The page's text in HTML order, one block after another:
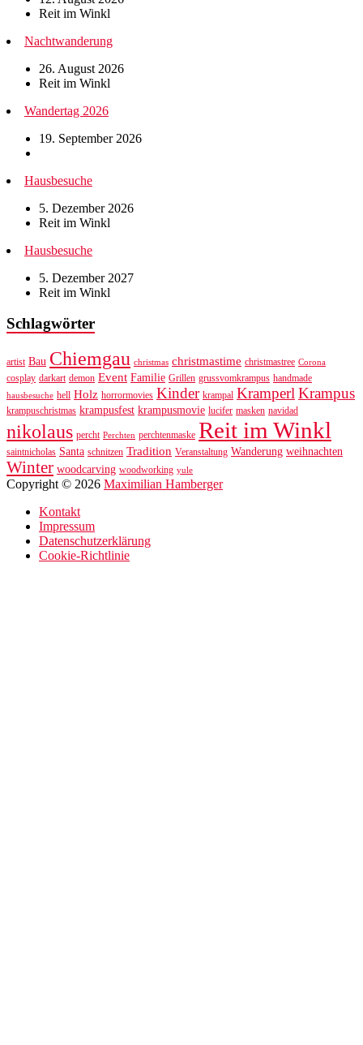
Reit im Winkl
Nachtwanderung
26. August 2026
Reit im Winkl
Wandertag 2026
19. September 2026
Hausbesuche
5. Dezember 2026
Reit im Winkl
Hausbesuche
5. Dezember 2027
Reit im Winkl
Schlagwörter
artist Bau Chiemgau christmas christmastime christmastree Corona
cosplay darkart demon Event Familie Grillen grussvomkrampus handmade
hausbesuche hell Holz horrormovies Kinder krampal Kramperl Krampus
krampuschristmas krampusfest krampusmovie lucifer masken navidad
nikolaus percht Perchten perchtenmaske Reit im Winkl
saintnicholas Santa schnitzen Tradition Veranstaltung Wanderung weihnachten
Winter woodcarving woodworking yule
Copyright © 2026 Maximilian Hamberger
Kontakt
Impressum
Datenschutzerklärung
Cookie-Richtlinie